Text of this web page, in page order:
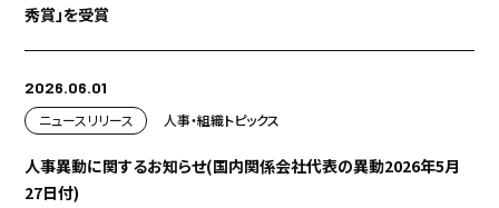
秀賞」を受賞
2026.06.01
ニュースリリース
人事・組織トピックス
人事異動に関するお知らせ(国内関係会社代表の異動2026年5月
27日付)